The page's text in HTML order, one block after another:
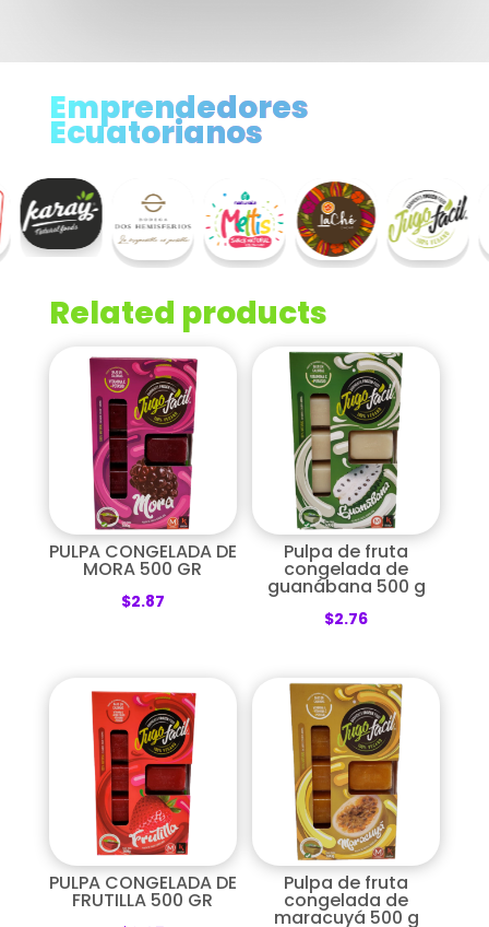
Emprendedores
Ecuatorianos
Related products
PULPA CONGELADA DE
MORA 500 GR
$2.87
Pulpa de fruta
congelada de
guanábana 500 g
$2.76
PULPA CONGELADA DE
FRUTILLA 500 GR
Pulpa de fruta
congelada de
maracuyá 500 g